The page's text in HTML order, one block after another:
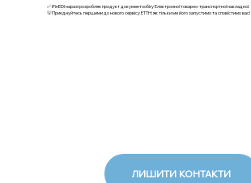
✅ iFinEDI наразі розробляє продукт документообігу Електронної товарно-транспортної накладної.
💡Приєднуйтесь першими до нового сервісу ЕТТН: як тільки ми його запустимо та сповістимо вас!
ЛИШИТИ КОНТАКТИ